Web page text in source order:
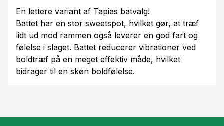
En lettere variant af Tapias batvalg!
Battet har en stor sweetspot, hvilket gør, at træf
lidt ud mod rammen også leverer en god fart og
følelse i slaget. Battet reducerer vibrationer ved
boldtræf på en meget effektiv måde, hvilket
bidrager til en skøn boldfølelse.